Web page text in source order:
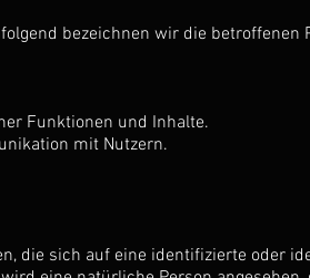
bezeichnen wir die
Funktionen und Inhalte.
mit Nutzern.
die sich auf eine identifizierte oder